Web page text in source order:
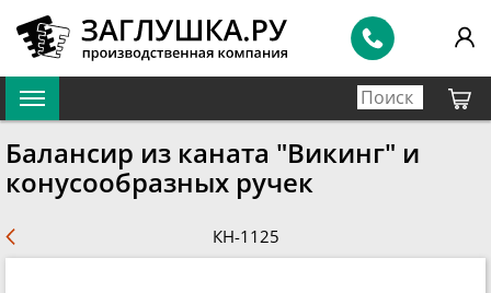
Балансир из каната "Викинг" и
конусообразных ручек
КН-1125